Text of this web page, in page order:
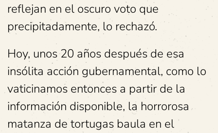
reflejan en el oscuro voto que
precipitadamente, lo rechazó.
Hoy, unos 20 años después de esa
insólita acción gubernamental, como lo
vaticinamos entonces a partir de la
información disponible, la horrorosa
matanza de tortugas baula en el